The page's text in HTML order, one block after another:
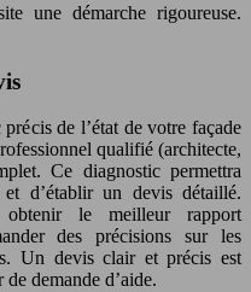
une démarche rigoureuse.
de l’état de votre façade
qualifié (architecte,
Ce diagnostic permettra
et d’établir un devis détaillé.
le meilleur rapport
des précisions sur les
Un devis clair et précis est
demande d’aide.